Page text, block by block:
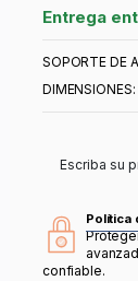
Entrega
SOPORTE DE
Escriba su
Política
confiable.